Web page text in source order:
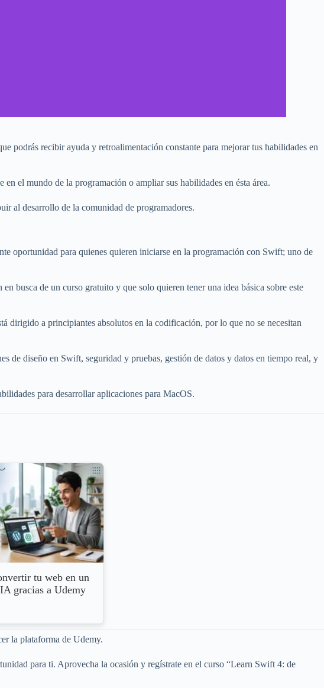
podrás recibir ayuda y retroalimentación constante para mejorar tus habilidades en
el mundo de la programación o ampliar sus habilidades en ésta área.
al desarrollo de la comunidad de programadores.
oportunidad para quienes quieren iniciarse en la programación con Swift; uno de
busca de un curso gratuito y que solo quieren tener una idea básica sobre este
dirigido a principiantes absolutos en la codificación, por lo que no se necesitan
de diseño en Swift, seguridad y pruebas, gestión de datos y datos en tiempo real, y
para desarrollar aplicaciones para MacOS.
tu web en un
gracias a Udemy
la plataforma de Udemy.
para ti. Aprovecha la ocasión y regístrate en el curso “Learn Swift 4: de